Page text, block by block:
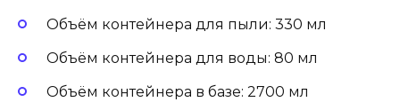
Объём контейнера для пыли: 330 мл
Объём контейнера для воды: 80 мл
Объём контейнера в базе: 2700 мл